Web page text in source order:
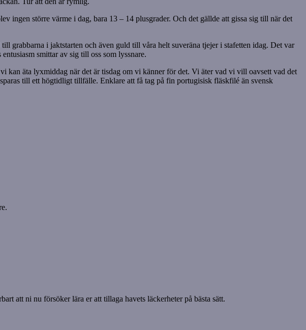
ingen större värme i dag, bara 13 – 14 plusgrader. Och det gällde att gissa sig till när det
grabbarna i jaktstarten och även guld till våra helt suveräna tjejer i stafetten idag. Det var
smittar av sig till oss som lyssnare.
kan äta lyxmiddag när det är tisdag om vi känner för det. Vi äter vad vi vill oavsett vad det
till ett högtidligt tillfälle. Enklare att få tag på fin portugisisk fläskfilé än svensk
att ni nu försöker lära er att tillaga havets läckerheter på bästa sätt.